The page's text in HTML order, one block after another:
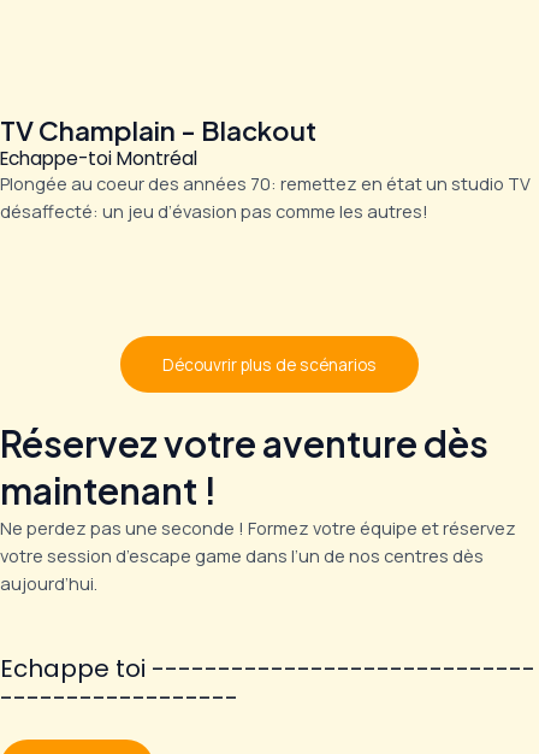
TV Champlain - Blackout
Echappe-toi Montréal
Plongée au coeur des années 70: remettez en état un studio TV
désaffecté: un jeu d’évasion pas comme les autres!
Découvrir plus de scénarios
Réservez votre aventure dès
maintenant !
Ne perdez pas une seconde ! Formez votre équipe et réservez
votre session d’escape game dans l’un de nos centres dès
aujourd’hui.
Echappe toi -----------------------------
------------------